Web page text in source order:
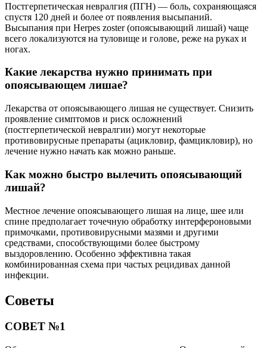
Постгерпетическая невралгия (ПГН) — боль, сохраняющаяся
спустя 120 дней и более от появления высыпаний.
Высыпания при Herpes zoster (опоясывающий лишай) чаще
всего локализуются на туловище и голове, реже на руках и
ногах.
Какие лекарства нужно принимать при
опоясывающем лишае?
Лекарства от опоясывающего лишая не существует. Снизить
проявление симптомов и риск осложнений
(постгерпетической невралгии) могут некоторые
противовирусные препараты (ацикловир, фамцикловир), но
лечение нужно начать как можно раньше.
Как можно быстро вылечить опоясывающий
лишай?
Местное лечение опоясывающего лишая на лице, шее или
спине предполагает точечную обработку интерфероновыми
примочками, противовирусными мазями и другими
средствами, способствующими более быстрому
выздоровлению. Особенно эффективна такая
комбинированная схема при частых рецидивах данной
инфекции.
Советы
СОВЕТ №1